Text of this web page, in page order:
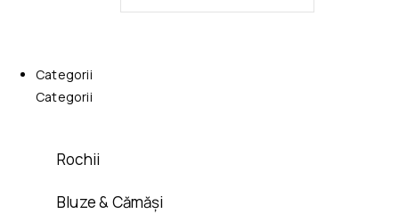
Categorii
Categorii
Rochii
Bluze & Cămăși